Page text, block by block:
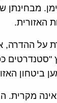
האזורית.
על ההדרה,
ביטחון
מקרית.